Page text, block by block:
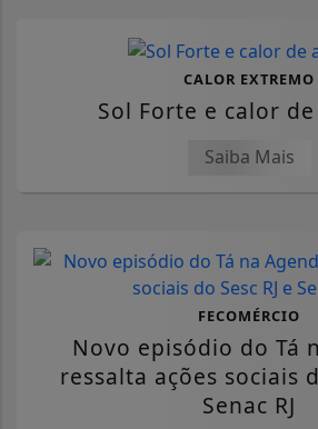
CALOR EXTREMO
Sol Forte e calor de
Saiba Mais
FECOMÉRCIO
Novo episódio do Tá
ressalta ações sociais
Senac RJ